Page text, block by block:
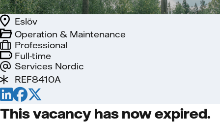
Full-time
Services Nordic
Eslöv
Professional
Operation & Maintenance
REF8410A
This vacancy has now expired.